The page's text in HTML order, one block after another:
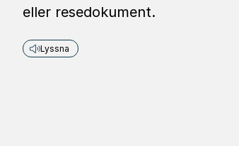
eller resedokument.
Lyssna